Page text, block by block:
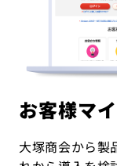
お客様マ
大塚商会から製